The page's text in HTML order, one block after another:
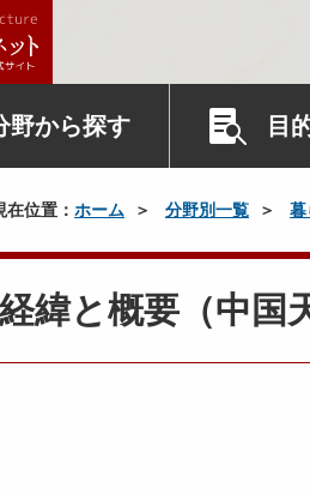
野から探す 目
位置： ホーム 分野別一覧 暮
緯と概要（中国